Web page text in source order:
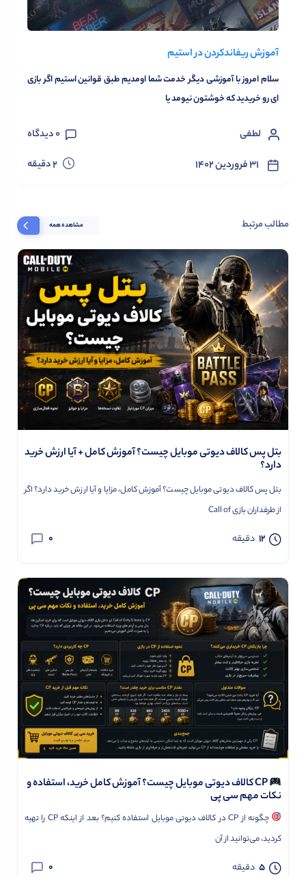
آموزش ریفاند‌کردن در استیم
سلام امروز با آموزشی دیگر خدمت شما اومدیم طبق قوانین استیم اگر بازی
ای رو خریدید که خوشتون نیومد یا
لطفی 0دیدگاه
۳۱ فروردین ۱۴۰۲ 2دقیقه
مطالب مرتبط مشاهده همه
بتل پس کالاف دیوتی موبایل چیست؟ آموزش کامل + آیا ارزش خرید
دارد؟
بتل پس کالاف دیوتی موبایل چیست؟ آموزش کامل، مزایا و آیا ارزش خرید دارد؟ اگر
از طرفداران بازی Call of
12 دقیقه 0
CP کالاف دیوتی موبایل چیست؟ آموزش کامل خرید، استفاده و
نکات مهم سی پی
چگونه از CP در کالاف دیوتی موبایل استفاده کنیم؟ بعد از اینکه CP را تهیه
کردید، می‌توانید از آن
5 دقیقه 0